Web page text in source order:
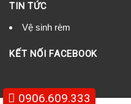
TIN TỨC
Vệ sinh rèm
KẾT NỐI FACEBOOK
0906.609.333